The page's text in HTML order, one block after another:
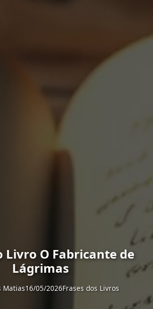
Livro O Fabricante de
Lágrimas
Matias16/05/2026Frases dos Livros